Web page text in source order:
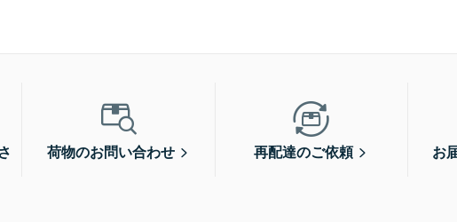
荷物のお問い合わせ 再配達のご依頼 お